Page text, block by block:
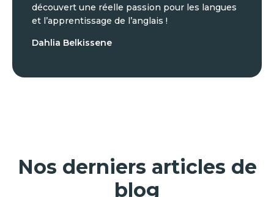
découvert une réelle passion pour les langues
et l’apprentissage de l’anglais !
Dahlia Belkissene
Nos derniers articles de
blog